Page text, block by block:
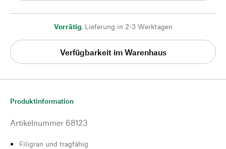
Vorrätig, Lieferung in 2-3 Werktagen
Verfügbarkeit im Warenhaus
Produktinformation
Artikelnummer 68123
Filigran und tragfähig